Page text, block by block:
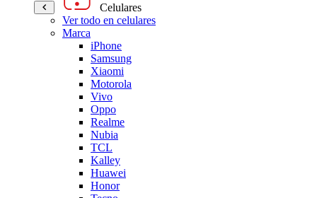
Celulares
Ver todo en celulares
Marca
iPhone
Samsung
Xiaomi
Motorola
Vivo
Oppo
Realme
Nubia
TCL
Kalley
Huawei
Honor